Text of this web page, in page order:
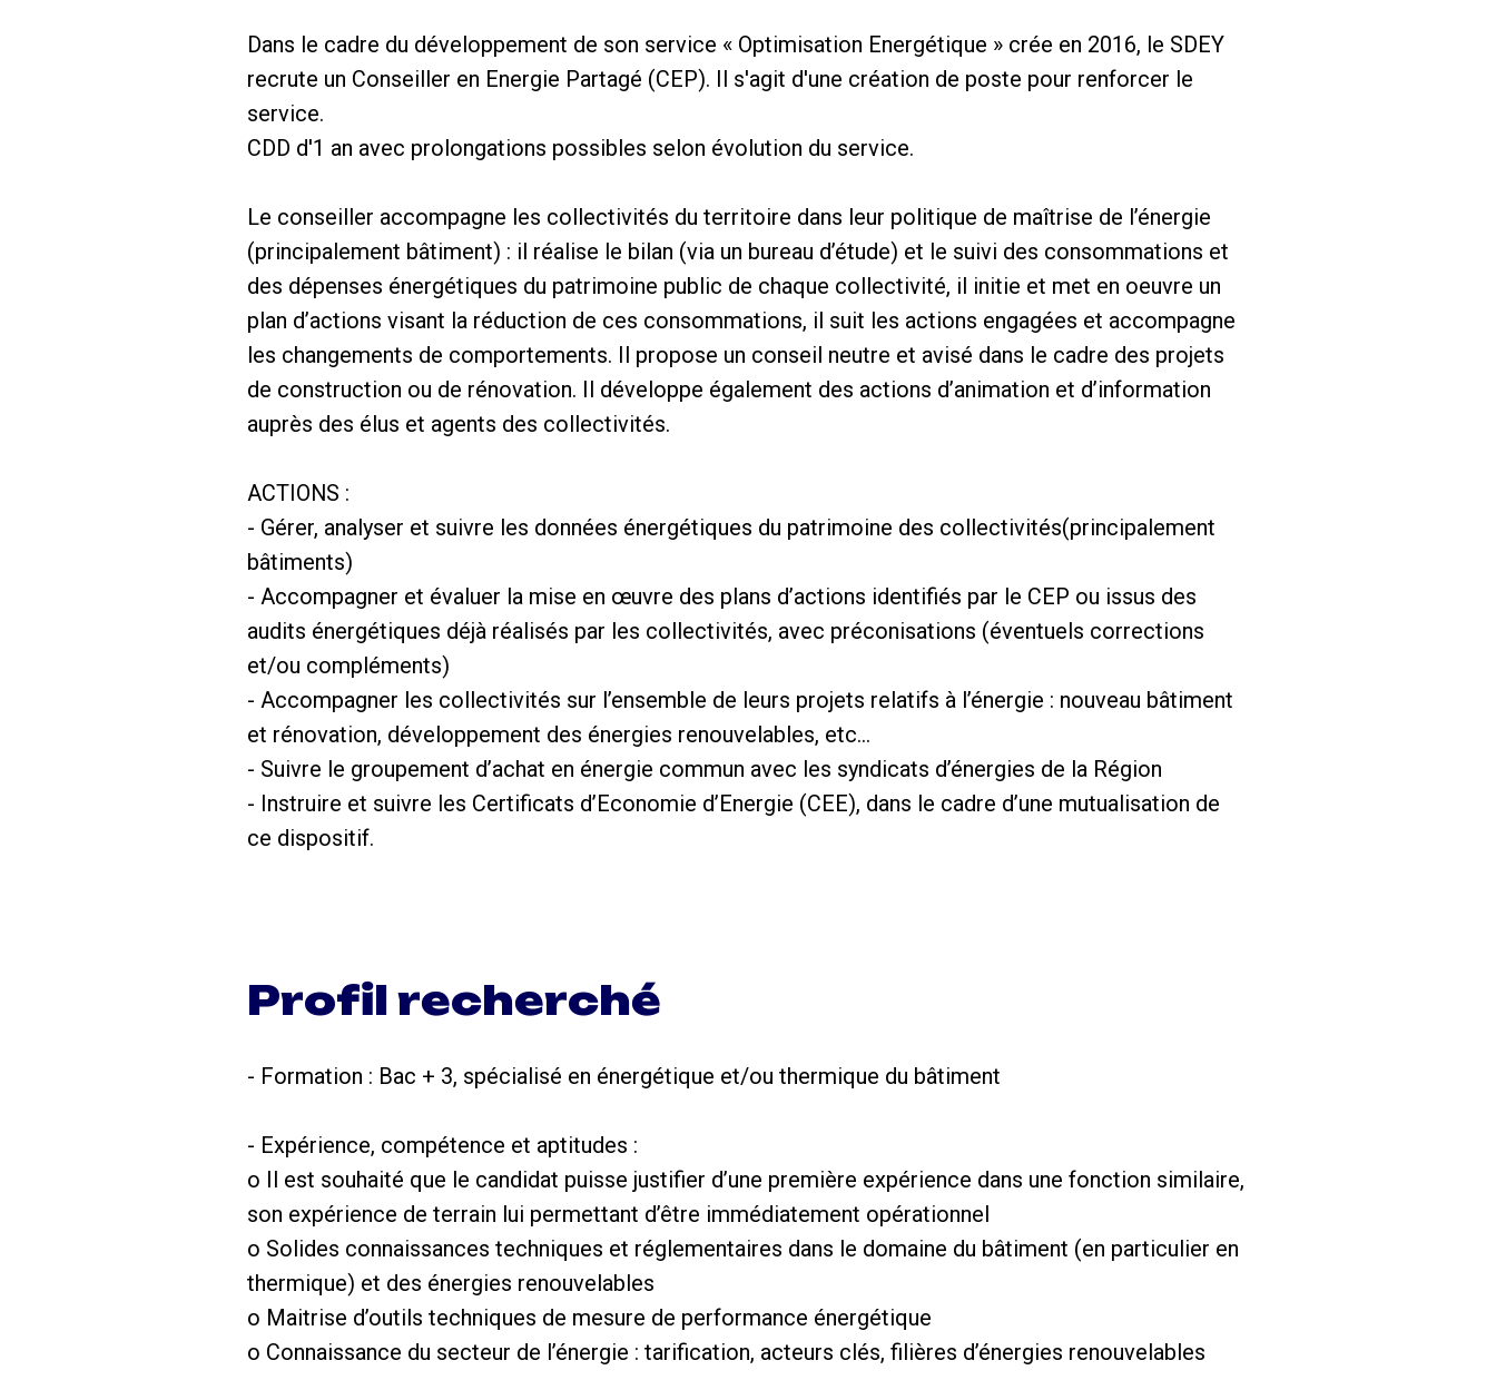
Dans le cadre du développement de son service « Optimisation Energétique » crée en 2016, le SDEY
recrute un Conseiller en Energie Partagé (CEP). Il s'agit d'une création de poste pour renforcer le
service.
CDD d'1 an avec prolongations possibles selon évolution du service.
Le conseiller accompagne les collectivités du territoire dans leur politique de maîtrise de l’énergie
(principalement bâtiment) : il réalise le bilan (via un bureau d’étude) et le suivi des consommations et
des dépenses énergétiques du patrimoine public de chaque collectivité, il initie et met en oeuvre un
plan d’actions visant la réduction de ces consommations, il suit les actions engagées et accompagne
les changements de comportements. Il propose un conseil neutre et avisé dans le cadre des projets
de construction ou de rénovation. Il développe également des actions d’animation et d’information
auprès des élus et agents des collectivités.
ACTIONS :
- Gérer, analyser et suivre les données énergétiques du patrimoine des collectivités(principalement
bâtiments)
- Accompagner et évaluer la mise en œuvre des plans d’actions identifiés par le CEP ou issus des
audits énergétiques déjà réalisés par les collectivités, avec préconisations (éventuels corrections
et/ou compléments)
- Accompagner les collectivités sur l’ensemble de leurs projets relatifs à l’énergie : nouveau bâtiment
et rénovation, développement des énergies renouvelables, etc...
- Suivre le groupement d’achat en énergie commun avec les syndicats d’énergies de la Région
- Instruire et suivre les Certificats d’Economie d’Energie (CEE), dans le cadre d’une mutualisation de
ce dispositif.
Profil recherché
- Formation : Bac + 3, spécialisé en énergétique et/ou thermique du bâtiment
- Expérience, compétence et aptitudes :
o Il est souhaité que le candidat puisse justifier d’une première expérience dans une fonction similaire,
son expérience de terrain lui permettant d’être immédiatement opérationnel
o Solides connaissances techniques et réglementaires dans le domaine du bâtiment (en particulier en
thermique) et des énergies renouvelables
o Maitrise d’outils techniques de mesure de performance énergétique
o Connaissance du secteur de l’énergie : tarification, acteurs clés, filières d’énergies renouvelables